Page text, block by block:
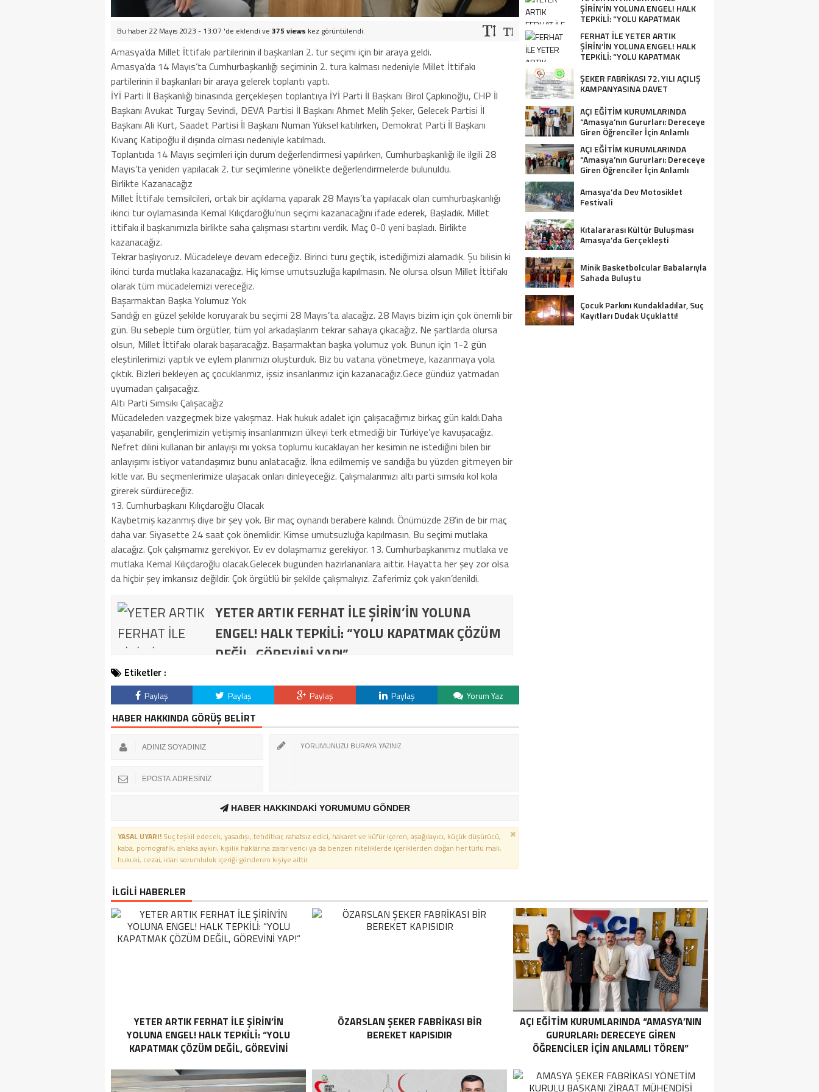
Bu haber 22 Mayıs 2023 - 13:07 'de eklendi ve 375 views kez görüntülendi.
Amasya’da Millet İttifakı partilerinin il başkanları 2. tur seçimi için bir araya geldi.
Amasya’da 14 Mayıs’ta Cumhurbaşkanlığı seçiminin 2. tura kalması nedeniyle Millet İttifakı
partilerinin il başkanları bir araya gelerek toplantı yaptı.
İYİ Parti İl Başkanlığı binasında gerçekleşen toplantıya İYİ Parti İl Başkanı Birol Çapkınoğlu, CHP İl
Başkanı Avukat Turgay Sevindi, DEVA Partisi İl Başkanı Ahmet Melih Şeker, Gelecek Partisi İl
Başkanı Ali Kurt, Saadet Partisi İl Başkanı Numan Yüksel katılırken, Demokrat Parti İl Başkanı
Kıvanç Katipoğlu il dışında olması nedeniyle katılmadı.
Toplantıda 14 Mayıs seçimleri için durum değerlendirmesi yapılırken, Cumhurbaşkanlığı ile ilgili 28
Mayıs’ta yeniden yapılacak 2. tur seçimlerine yönelikte değerlendirmelerde bulunuldu.
Birlikte Kazanacağız
Millet İttifakı temsilcileri, ortak bir açıklama yaparak 28 Mayıs’ta yapılacak olan cumhurbaşkanlığı
ikinci tur oylamasında Kemal Kılıçdaroğlu’nun seçimi kazanacağını ifade ederek, Başladık. Millet
ittifakı il başkanımızla birlikte saha çalışması startını verdik. Maç 0-0 yeni başladı. Birlikte
kazanacağız.
Tekrar başlıyoruz. Mücadeleye devam edeceğiz. Birinci turu geçtik, istediğimizi alamadık. Şu bilisin ki
ikinci turda mutlaka kazanacağız. Hiç kimse umutsuzluğa kapılmasın. Ne olursa olsun Millet İttifakı
olarak tüm mücadelemizi vereceğiz.
Başarmaktan Başka Yolumuz Yok
Sandığı en güzel şekilde koruyarak bu seçimi 28 Mayıs’ta alacağız. 28 Mayıs bizim için çok önemli bir
gün. Bu sebeple tüm örgütler, tüm yol arkadaşlarım tekrar sahaya çıkacağız. Ne şartlarda olursa
olsun, Millet İttifakı olarak başaracağız. Başarmaktan başka yolumuz yok. Bunun için 1-2 gün
eleştirilerimizi yaptık ve eylem planımızı oluşturduk. Biz bu vatana yönetmeye, kazanmaya yola
çıktık. Bizleri bekleyen aç çocuklarımız, işsiz insanlarımız için kazanacağız.Gece gündüz yatmadan
uyumadan çalışacağız.
Altı Parti Sımsıkı Çalışacağız
Mücadeleden vazgeçmek bize yakışmaz. Hak hukuk adalet için çalışacağımız birkaç gün kaldı.Daha
yaşanabilir, gençlerimizin yetişmiş insanlarımızın ülkeyi terk etmediği bir Türkiye’ye kavuşacağız.
Nefret dilini kullanan bir anlayışı mı yoksa toplumu kucaklayan her kesimin ne istediğini bilen bir
anlayışımı istiyor vatandaşımız bunu anlatacağız. İkna edilmemiş ve sandığa bu yüzden gitmeyen bir
kitle var. Bu seçmenlerimize ulaşacak onları dinleyeceğiz. Çalışmalarımızı altı parti sımsıkı kol kola
girerek sürdüreceğiz.
13. Cumhurbaşkanı Kılıçdaroğlu Olacak
Kaybetmiş kazanmış diye bir şey yok. Bir maç oynandı berabere kalındı. Önümüzde 28’in de bir maç
daha var. Siyasette 24 saat çok önemlidir. Kimse umutsuzluğa kapılmasın. Bu seçimi mutlaka
alacağız. Çok çalışmamız gerekiyor. Ev ev dolaşmamız gerekiyor. 13. Cumhurbaşkanımız mutlaka ve
mutlaka Kemal Kılıçdaroğlu olacak.Gelecek bugünden hazırlananlara aittir. Hayatta her şey zor olsa
da hiçbir şey imkansız değildir. Çok örgütlü bir şekilde çalışmalıyız. Zaferimiz çok yakın’denildi.
YETER ARTIK FERHAT İLE ŞİRİN’İN YOLUNA
ENGEL! HALK TEPKİLİ: “YOLU KAPATMAK ÇÖZÜM
DEĞİL, GÖREVİNİ YAP!”
Etiketler :
Paylaş Paylaş Paylaş Paylaş Yorum Yaz
HABER HAKKINDA GÖRÜŞ BELİRT
HABER HAKKINDAKİ YORUMUMU GÖNDER
YASAL UYARI! Suç teşkil edecek, yasadışı, tehditkar, rahatsız edici, hakaret ve küfür içeren, aşağılayıcı, küçük düşürücü,
kaba, pornografik, ahlaka aykırı, kişilik haklarına zarar verici ya da benzeri niteliklerde içeriklerden doğan her türlü mali,
hukuki, cezai, idari sorumluluk içeriği gönderen kişiye aittir.
ŞİRİN’İN YOLUNA ENGEL! HALK
TEPKİLİ: “YOLU KAPATMAK
ÇÖZÜM DEĞİL, GÖREVİNİ YAP!”
FERHAT İLE YETER ARTIK
ŞİRİN’İN YOLUNA ENGEL! HALK
TEPKİLİ: “YOLU KAPATMAK
ŞEKER FABRİKASI 72. YILI AÇILIŞ
KAMPANYASINA DAVET
AÇI EĞİTİM KURUMLARINDA
“Amasya’nın Gururları: Dereceye
Giren Öğrenciler İçin Anlamlı
Tören”
AÇI EĞİTİM KURUMLARINDA
“Amasya’nın Gururları: Dereceye
Giren Öğrenciler İçin Anlamlı
Amasya’da Dev Motosiklet
Festivali
Kıtalararası Kültür Buluşması
Amasya’da Gerçekleşti
Minik Basketbolcular Babalarıyla
Sahada Buluştu
Çocuk Parkını Kundakladılar, Suç
Kayıtları Dudak Uçuklattı!
İLGİLİ HABERLER
YETER ARTIK FERHAT İLE ŞİRİN’İN
YOLUNA ENGEL! HALK TEPKİLİ: “YOLU
KAPATMAK ÇÖZÜM DEĞİL, GÖREVİNİ
ÖZARSLAN ŞEKER FABRİKASI BİR
BEREKET KAPISIDIR
AÇI EĞİTİM KURUMLARINDA “AMASYA’NIN
GURURLARI: DERECEYE GIREN
ÖĞRENCILER İÇIN ANLAMLI TÖREN”